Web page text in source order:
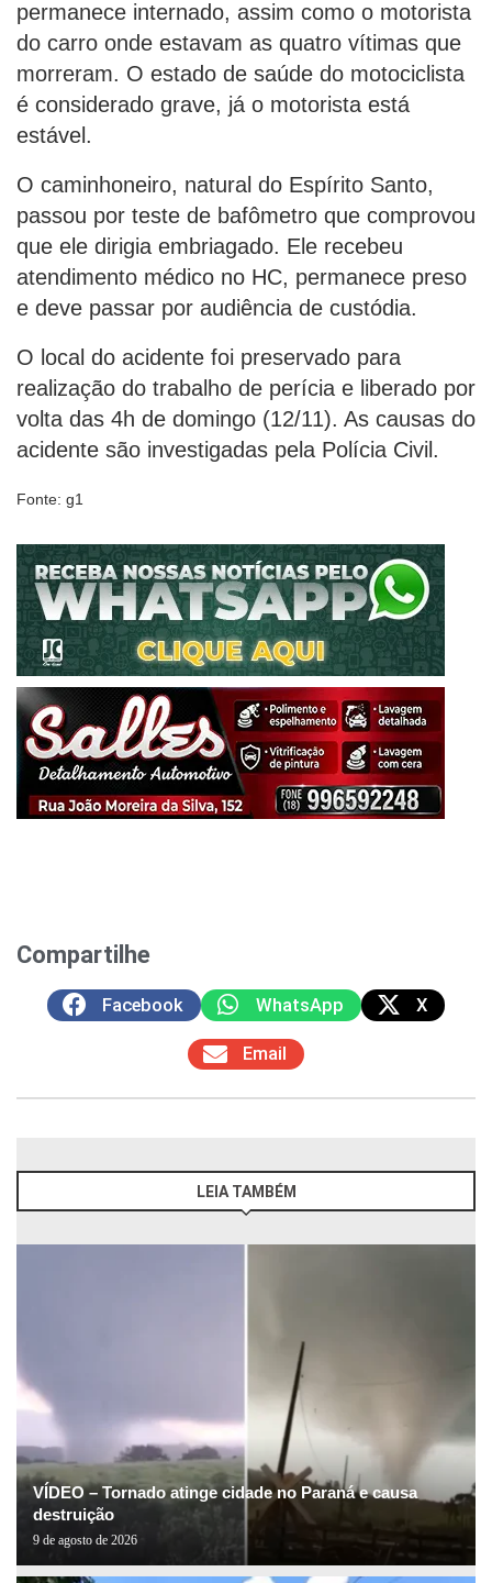
permanece internado, assim como o motorista
do carro onde estavam as quatro vítimas que
morreram. O estado de saúde do motociclista
é considerado grave, já o motorista está
estável.
O caminhoneiro, natural do Espírito Santo,
passou por teste de bafômetro que comprovou
que ele dirigia embriagado. Ele recebeu
atendimento médico no HC, permanece preso
e deve passar por audiência de custódia.
O local do acidente foi preservado para
realização do trabalho de perícia e liberado por
volta das 4h de domingo (12/11). As causas do
acidente são investigadas pela Polícia Civil.
Fonte: g1
Compartilhe
Facebook WhatsApp X
Email
LEIA TAMBÉM
VÍDEO – Tornado atinge cidade no Paraná e causa
destruição
9 de agosto de 2026